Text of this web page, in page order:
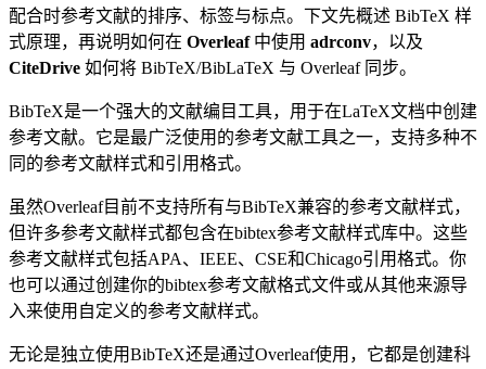
配合时参考文献的排序、标签与标点。下文先概述 BibTeX 样
式原理，再说明如何在 Overleaf中使用 adrconv，以及
CiteDrive 如何将 BibTeX/BibLaTeX 与 Overleaf 同步。
BibTeX是一个强大的文献编目工具，用于在LaTeX文档中创建
参考文献。它是最广泛使用的参考文献工具之一，支持多种不
同的参考文献样式和引用格式。
虽然Overleaf目前不支持所有与BibTeX兼容的参考文献样式，
但许多参考文献样式都包含在bibtex参考文献样式库中。这些
参考文献样式包括APA、IEEE、CSE和Chicago引用格式。你
也可以通过创建你的bibtex参考文献格式文件或从其他来源导
入来使用自定义的参考文献样式。
无论是独立使用BibTeX还是通过Overleaf使用，它都是创建科